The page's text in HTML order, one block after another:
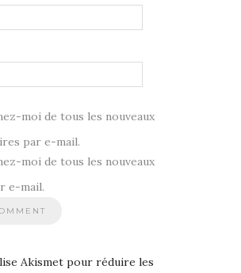
moi de tous les nouveaux
par e-mail.
moi de tous les nouveaux
e-mail.
Akismet pour réduire les